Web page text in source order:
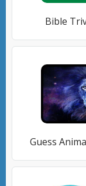
Bible
Guess